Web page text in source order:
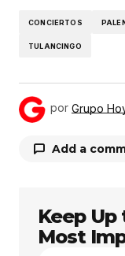
CONCIERTOS
TULANCINGO
por Grupo
Add a
Tu dirección
publicada.
marcados con
Keep
Most